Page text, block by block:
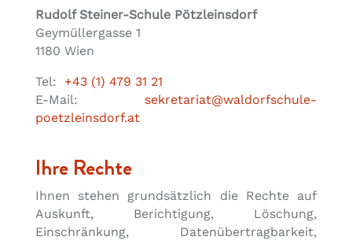
Rudolf Steiner-Schule Pötzleinsdorf
Geymüllergasse 1
1180 Wien
Tel: +43 (1) 479 31 21
E-Mail: sekretariat@waldorfschule-
poetzleinsdorf.at
Ihre Rechte
Ihnen stehen grundsätzlich die Rechte auf
Auskunft, Berichtigung, Löschung,
Einschränkung, Datenübertragbarkeit,